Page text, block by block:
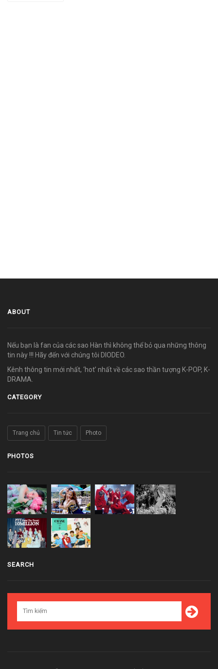
ABOUT
Nếu bạn là fan của các sao Hàn thì không thể bỏ qua những thông
tin này !!! Hãy đến với chúng tôi DIODEO.
Kênh thông tin mới nhất, ‘hot’ nhất về các sao thần tượng K-POP, K-
DRAMA.
CATEGORY
Trang chủ Tin tức Photo
PHOTOS
SEARCH